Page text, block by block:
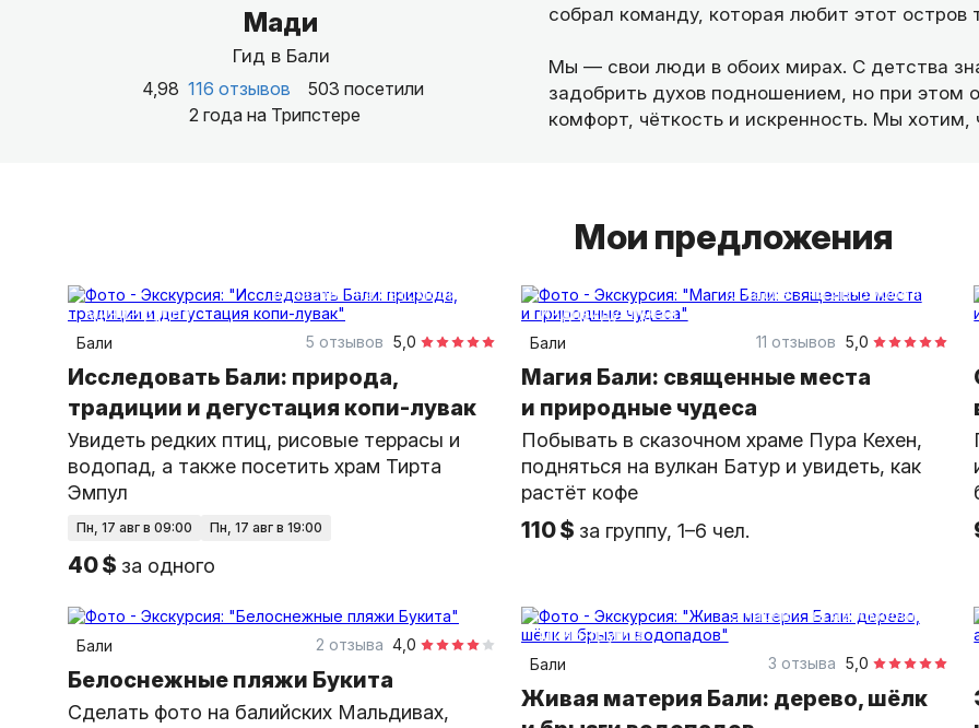
Мади
Гид в Бали
4,98 116 отзывов
503 посетили
2 года на Трипстере
собрал команду, которая любит этот остров
Мы — свои люди в обоих мирах. С детства
задобрить духов подношением, но при этом
комфорт, чёткость и искренность. Мы хотим,
«ходы и выходы»: мы здесь дома, поэтому
время на водопаде не б...
Мои предложения
10 часов
на автомобиле
Мини-группа
Бали
5,0
5 отзывов
Исследовать Бали: природа,
традиции и дегустация копи-лувак
Увидеть редких птиц, рисовые террасы и
водопад, а также посетить храм Тирта
Эмпул
пн, 17 авг в 09:00 пн, 17 авг в 19:00
40 $ за одного
10 часов
на автомобиле
индивидуальная
Бали
5,0
11 отзывов
Магия Бали: священные места
и природные чудеса
Побывать в сказочном храме Пура Кехен,
подняться на вулкан Батур и увидеть, как
растёт кофе
110 $ за группу, 1–6 чел.
Бали 4,0
2 отзыва
Белоснежные пляжи Букита
Сделать фото на балийских Мальдивах,
9 часов
на автомобиле
Мини-группа
Бали
5,0
3 отзыва
Живая материя Бали: дерево, шёлк